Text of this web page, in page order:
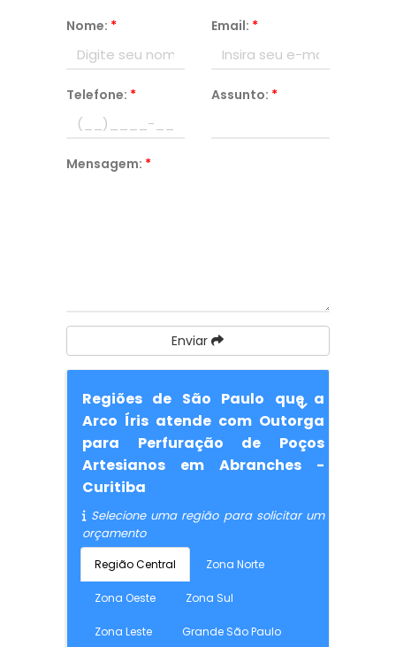
Nome: * Email: *
Telefone: * Assunto: *
Mensagem: *
Enviar
Regiões de São Paulo que a
Arco Íris atende com Outorga
para Perfuração de Poços
Artesianos em Abranches -
Curitiba
Selecione uma região para solicitar um
orçamento
Região Central Zona Norte
Zona Oeste Zona Sul
Zona Leste Grande São Paulo